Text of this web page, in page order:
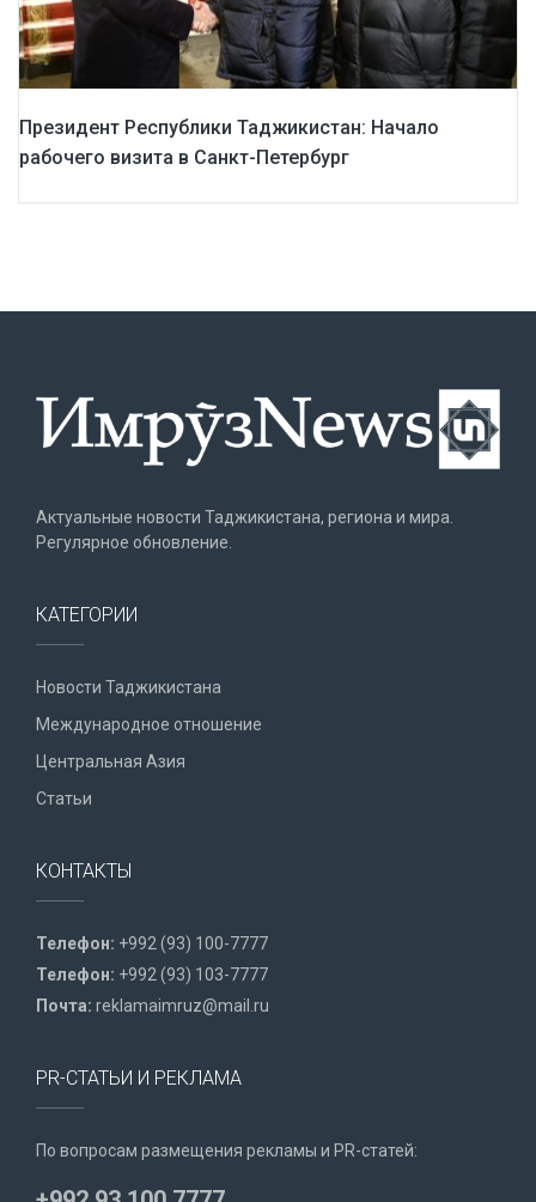
Президент Республики Таджикистан: Начало
рабочего визита в Санкт-Петербург
Актуальные новости Таджикистана, региона и мира.
Регулярное обновление.
КАТЕГОРИИ
Новости Таджикистана
Международное отношение
Центральная Азия
Статьи
КОНТАКТЫ
Телефон: +992 (93) 100-7777
Телефон: +992 (93) 103-7777
Почта: reklamaimruz@mail.ru
PR-СТАТЬИ И РЕКЛАМА
По вопросам размещения рекламы и PR-статей: